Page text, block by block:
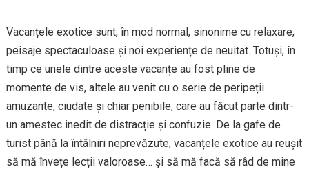
Vacanțele exotice sunt, în mod normal, sinonime cu relaxare,
peisaje spectaculoase și noi experiențe de neuitat. Totuși, în
timp ce unele dintre aceste vacanțe au fost pline de
momente de vis, altele au venit cu o serie de peripeții
amuzante, ciudate și chiar penibile, care au făcut parte dintr-
un amestec inedit de distracție și confuzie. De la gafe de
turist până la întâlniri neprevăzute, vacanțele exotice au reușit
să mă învețe lecții valoroase… și să mă facă să râd de mine